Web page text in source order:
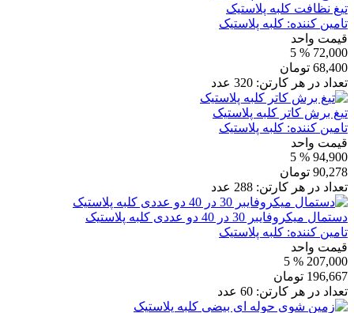
تیغ نظافت کلبه پلاستیک
تامین کننده: کلبه پلاستیک
قیمت واحد
72,000
% 5
68,400 تومان
تعداد در هر کارتن: 320 عدد
تیغ برش کاتر کلبه پلاستیک
تامین کننده: کلبه پلاستیک
قیمت واحد
94,900
% 5
90,278 تومان
تعداد در هر کارتن: 288 عدد
دستمال میکروفایبر 30 در 40 دو عددی کلبه پلاستیک
تامین کننده: کلبه پلاستیک
قیمت واحد
207,000
% 5
196,667 تومان
تعداد در هر کارتن: 60 عدد